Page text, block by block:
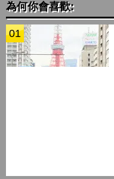
為何你會喜歡:
01